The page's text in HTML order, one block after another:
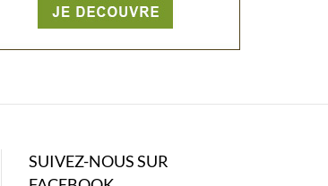
SUIVEZ-NOUS SUR